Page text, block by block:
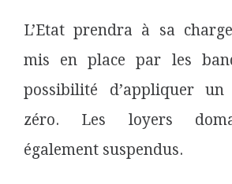
L’Etat prendra à sa
mis en place par les
possibilité d’appliquer
zéro. Les loyers
également suspendus.